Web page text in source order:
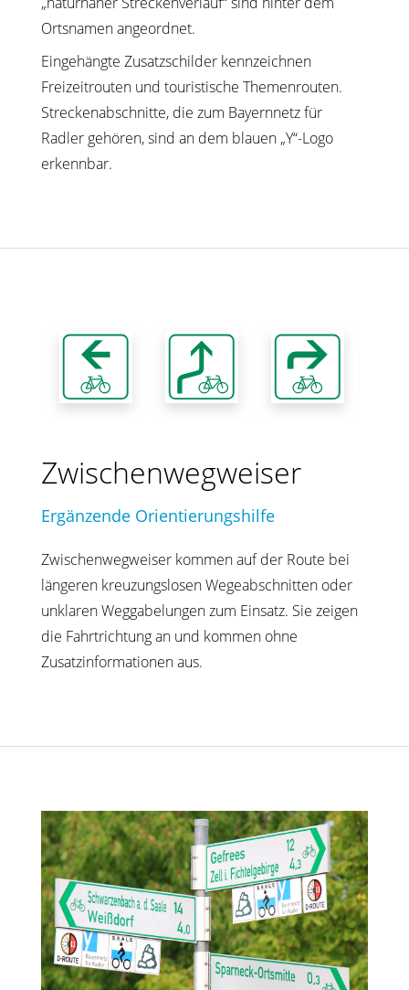
Ortsnamen angeordnet.
Eingehängte Zusatzschilder kennzeichnen
Freizeitrouten und touristische Themenrouten.
Streckenabschnitte, die zum Bayernnetz für
Radler gehören, sind an dem blauen „Y“-Logo
erkennbar.
Zwischenwegweiser
Ergänzende Orientierungshilfe
Zwischenwegweiser kommen auf der Route bei
längeren kreuzungslosen Wegeabschnitten oder
unklaren Weggabelungen zum Einsatz. Sie zeigen
die Fahrtrichtung an und kommen ohne
Zusatzinformationen aus.